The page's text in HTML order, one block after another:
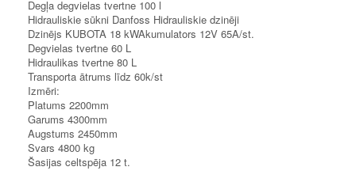
Degļa degvielas tvertne 100 l
Hidrauliskie sūkni Danfoss Hidrauliskie dzinēji
Dzinējs KUBOTA 18 kWAkumulators 12V 65A/st.
Degvielas tvertne 60 L
Hidraulikas tvertne 80 L
Transporta ātrums līdz 60k/st
Izmēri:
Platums 2200mm
Garums 4300mm
Augstums 2450mm
Svars 4800 kg
Šasijas celtspēja 12 t.